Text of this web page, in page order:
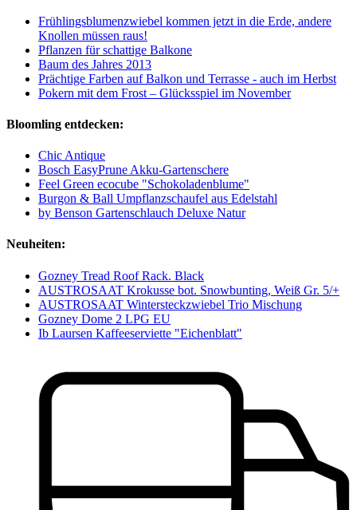
Frühlingsblumenzwiebel kommen jetzt in die Erde, andere
Knollen müssen raus!
Pflanzen für schattige Balkone
Baum des Jahres 2013
Prächtige Farben auf Balkon und Terrasse - auch im Herbst
Pokern mit dem Frost – Glücksspiel im November
Bloomling entdecken:
Chic Antique
Bosch EasyPrune Akku-Gartenschere
Feel Green ecocube "Schokoladenblume"
Burgon & Ball Umpflanzschaufel aus Edelstahl
by Benson Gartenschlauch Deluxe Natur
Neuheiten:
Gozney Tread Roof Rack. Black
AUSTROSAAT Krokusse bot. Snowbunting, Weiß Gr. 5/+
AUSTROSAAT Wintersteckzwiebel Trio Mischung
Gozney Dome 2 LPG EU
Ib Laursen Kaffeeserviette "Eichenblatt"